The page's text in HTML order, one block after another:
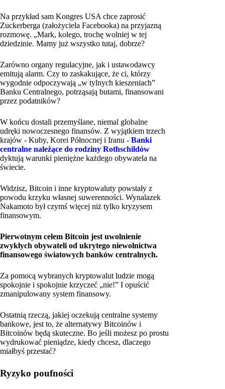
Na przykład sam Kongres USA chce zaprosić
Zuckerberga (założyciela Facebooka) na przyjazną
rozmowę. „Mark, kolego, trochę wolniej w tej
dziedzinie. Mamy już wszystko tutaj, dobrze?
Zarówno organy regulacyjne, jak i ustawodawcy
emitują alarm. Czy to zaskakujące, że ci, którzy
wygodnie odpoczywają „w tylnych kieszeniach”
Banku Centralnego, potrząsają butami, finansowani
przez podatników?
W końcu dostali przemyślane, niemal globalne
udręki nowoczesnego finansów. Z wyjątkiem trzech
krajów - Kuby, Korei Północnej i Iranu - Banki
centralne należące do rodziny Rothschildów
dyktują warunki pieniężne każdego obywatela na
świecie.
Widzisz, Bitcoin i inne kryptowaluty powstały z
powodu krzyku własnej suwerenności. Wynalazek
Nakamoto był czymś więcej niż tylko kryzysem
finansowym.
Pierwotnym celem Bitcoin jest uwolnienie
zwykłych obywateli od ukrytego niewolnictwa
finansowego światowych banków centralnych.
Za pomocą wybranych kryptowalut ludzie mogą
spokojnie i spokojnie krzyczeć „nie!” I opuścić
zmanipulowany system finansowy.
Ostatnią rzeczą, jakiej oczekują centralne systemy
bankowe, jest to, że alternatywy Bitcoinów i
Bitcoinów będą skuteczne. Bo jeśli możesz po prostu
wydrukować pieniądze, kiedy chcesz, dlaczego
miałbyś przestać?
Ryzyko poufności